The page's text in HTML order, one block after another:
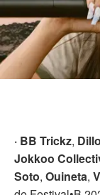
· BB Trickz,
Jokkoo
Soto, Ouineta,